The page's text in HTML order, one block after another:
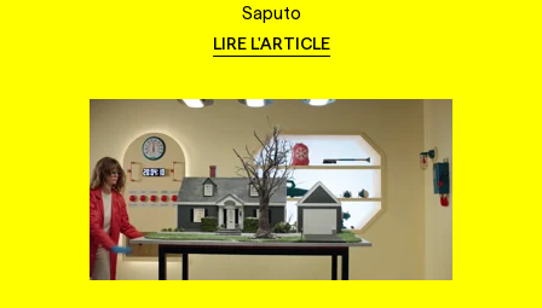
Saputo
LIRE L'ARTICLE